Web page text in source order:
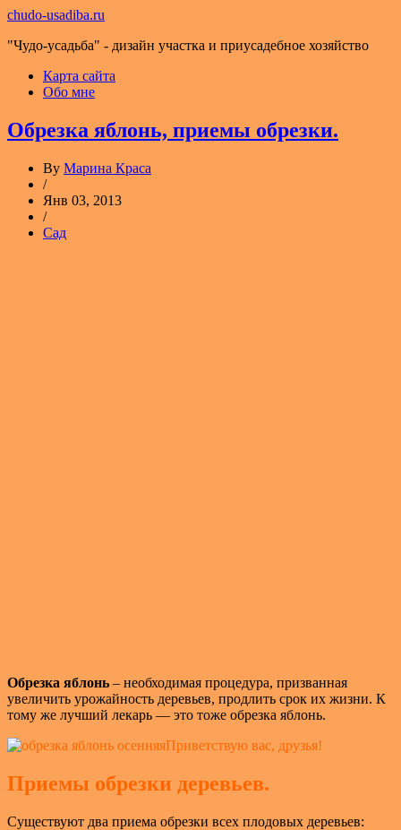
chudo-usadiba.ru
"Чудо-усадьба" - дизайн участка и приусадебное хозяйство
Карта сайта
Обо мне
Обрезка яблонь, приемы обрезки.
By Марина Краса
/
Янв 03, 2013
/
Сад
Обрезка яблонь – необходимая процедура, призванная
увеличить урожайность деревьев, продлить срок их жизни. К
тому же лучший лекарь — это тоже обрезка яблонь.
Приветствую вас, друзья!
Приемы обрезки деревьев.
Существуют два приема обрезки всех плодовых деревьев: